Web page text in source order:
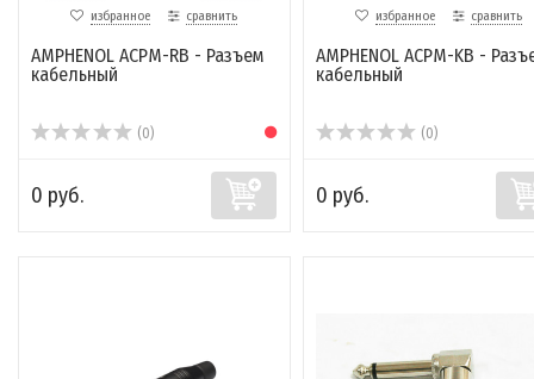
избранное сравнить
AMPHENOL ACPM-RB - Разъем
кабельный
(0)
0 руб.
избранное сравнить
AMPHENOL ACPM-KB -
кабельный
(0)
0 руб.